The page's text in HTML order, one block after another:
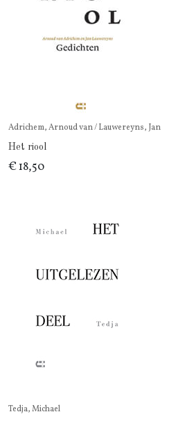
Adrichem, Arnoud van / Lauwereyns, Jan
Het riool
€ 18,50
Tedja, Michael